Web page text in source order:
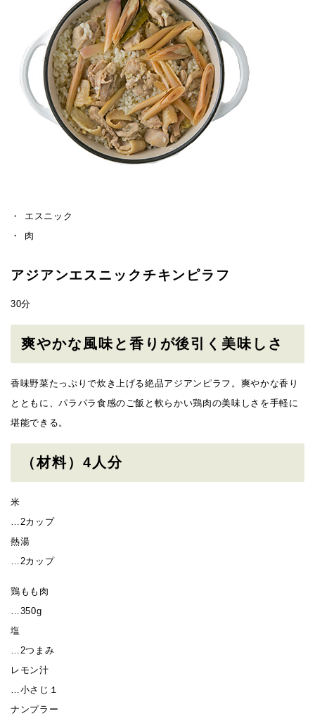
エスニック
肉
アジアンエスニックチキンピラフ
30分
爽やかな風味と香りが後引く美味しさ
香味野菜たっぷりで炊き上げる絶品アジアンピラフ。爽やかな香り
とともに、パラパラ食感のご飯と軟らかい鶏肉の美味しさを手軽に
堪能できる。
（材料）4人分
米
…2カップ
熱湯
…2カップ
鶏もも肉
…350g
塩
…2つまみ
レモン汁
…小さじ１
ナンプラー